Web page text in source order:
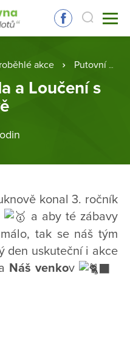
akce Putovní olympiáda a Loučení s létem ve Šluknově
a Loučení s
konal 3. ročník
a aby té zábavy
tak se náš tým
den uskuteční i akce
Náš venkov